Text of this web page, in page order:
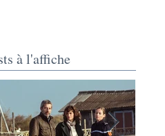
à l'affiche